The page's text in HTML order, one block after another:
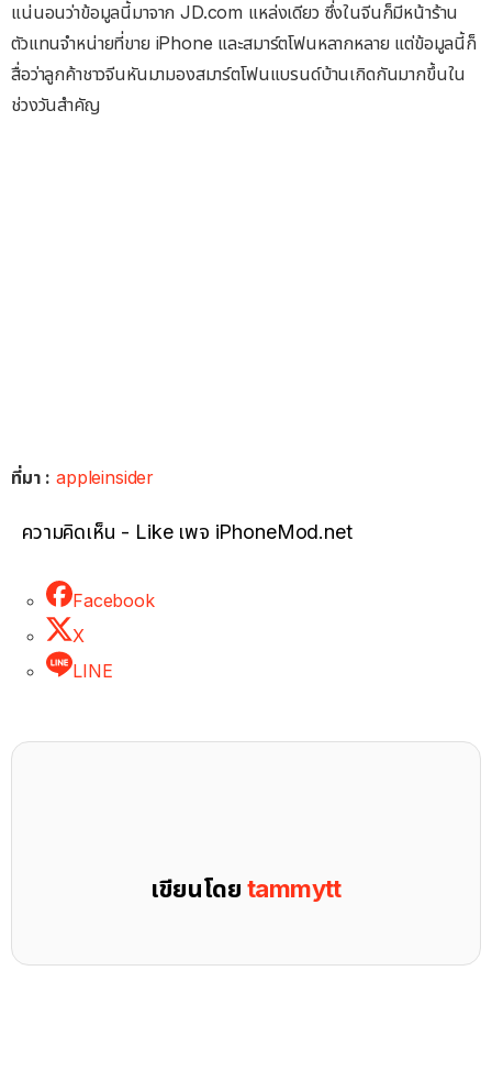
แน่นอนว่าข้อมูลนี้มาจาก JD.com แหล่งเดียว ซึ่งในจีนก็มีหน้าร้าน
ตัวแทนจำหน่ายที่ขาย iPhone และสมาร์ตโฟนหลากหลาย แต่ข้อมูลนี้ก็
สื่อว่าลูกค้าชาวจีนหันมามองสมาร์ตโฟนแบรนด์บ้านเกิดกันมากขึ้นใน
ช่วงวันสำคัญ
ที่มา : appleinsider
ความคิดเห็น - Like เพจ iPhoneMod.net
Facebook
X
LINE
เขียนโดย tammytt